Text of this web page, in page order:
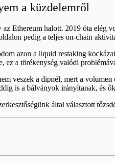
a küzdelemről
Ethereum halott. 2019 óta elég
pedig a teljes on-chain
azon a liquid restaking
ez a törékenység valódi
veszek a dipnél, mert a
is a bálványok irányítanak, és
által választott